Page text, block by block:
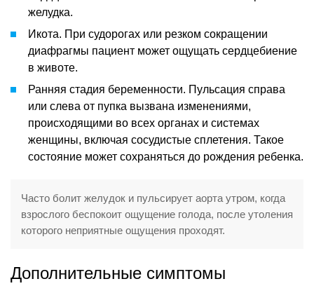
желудка.
Икота. При судорогах или резком сокращении
диафрагмы пациент может ощущать сердцебиение
в животе.
Ранняя стадия беременности. Пульсация справа
или слева от пупка вызвана изменениями,
происходящими во всех органах и системах
женщины, включая сосудистые сплетения. Такое
состояние может сохраняться до рождения ребенка.
Часто болит желудок и пульсирует аорта утром, когда
взрослого беспокоит ощущение голода, после утоления
которого неприятные ощущения проходят.
Дополнительные симптомы